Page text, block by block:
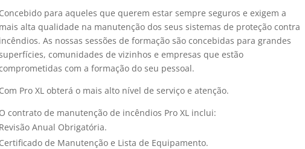
Concebido para aqueles que querem estar sempre seguros e exigem a
mais alta qualidade na manutenção dos seus sistemas de proteção contra
incêndios. As nossas sessões de formação são concebidas para grandes
comunidades de vizinhos e empresas que estão
com a formação do seu pessoal.
Com Pro XL obterá o mais alto nível de serviço e atenção.
O contrato de manutenção de incêndios Pro XL inclui:
Revisão Anual Obrigatória.
Certificado de Manutenção e Lista de Equipamento.